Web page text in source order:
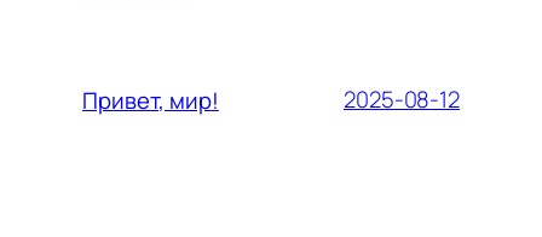
Привет, мир! 2025-08-12